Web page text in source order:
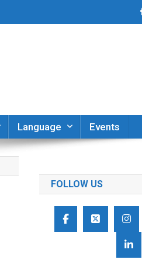
Language Events
FOLLOW US